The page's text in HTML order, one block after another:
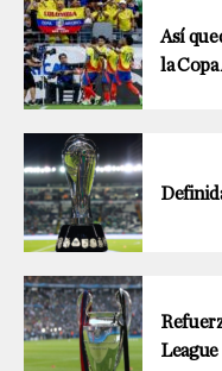
Así
la
League